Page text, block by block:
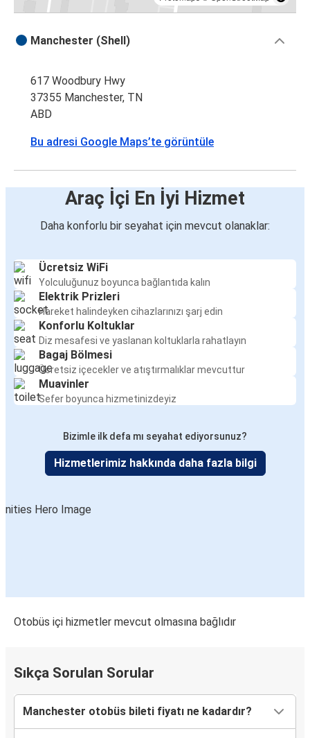
Manchester (Shell)
617 Woodbury Hwy
37355 Manchester, TN
ABD
Bu adresi Google Maps’te görüntüle
Araç İçi En İyi Hizmet
Daha konforlu bir seyahat için mevcut olanaklar:
Ücretsiz WiFi
Yolculuğunuz boyunca bağlantıda kalın
Elektrik Prizleri
Hareket halindeyken cihazlarınızı şarj edin
Konforlu Koltuklar
Diz mesafesi ve yaslanan koltuklarla rahatlayın
Bagaj Bölmesi
Ücretsiz içecekler ve atıştırmalıklar mevcuttur
Muavinler
Sefer boyunca hizmetinizdeyiz
Bizimle ilk defa mı seyahat ediyorsunuz?
Hizmetlerimiz hakkında daha fazla bilgi
Otobüs içi hizmetler mevcut olmasına bağlıdır
Sıkça Sorulan Sorular
Manchester otobüs bileti fiyatı ne kadardır?